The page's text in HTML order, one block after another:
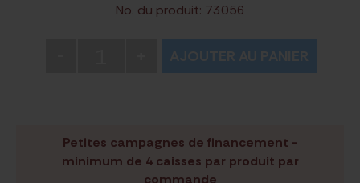
No. du produit: 73056
AJOUTER AU PANIER
Petites campagnes de financement -
minimum de 4 caisses par produit par
commande